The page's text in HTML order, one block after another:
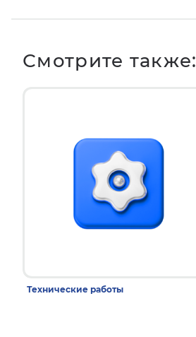
Смотрите также:
Технические работы